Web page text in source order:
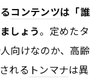
コンテンツは「誰
しょう。定めたタ
向けなのか、高齢
れる トンマナは異